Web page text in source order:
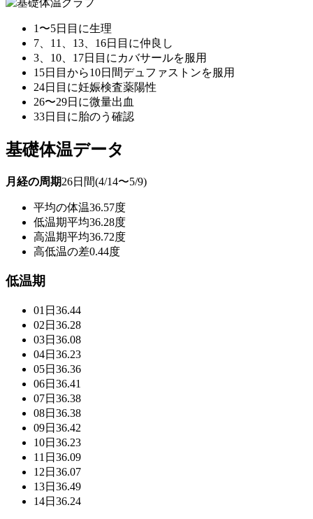
1〜5日目に生理
7、11、13、16日目に仲良し
3、10、17日目にカバサールを服用
15日目から10日間デュファストンを服用
24日目に妊娠検査薬陽性
26〜29日に微量出血
33日目に胎のう確認
基礎体温データ
月経の周期26日間(4/14〜5/9)
平均の体温36.57度
低温期平均36.28度
高温期平均36.72度
高低温の差0.44度
低温期
01日 36.44
02日 36.28
03日 36.08
04日 36.23
05日 36.36
06日 36.41
07日 36.38
08日 36.38
09日 36.42
10日 36.23
11日 36.09
12日 36.07
13日 36.49
14日 36.24